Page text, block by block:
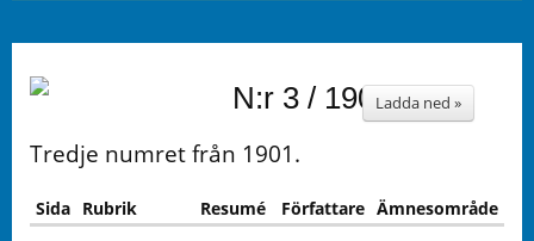
N:r 3 / 1901Ladda ned »
Tredje numret från 1901.
Sida Rubrik Resumé Författare Ämnesområde